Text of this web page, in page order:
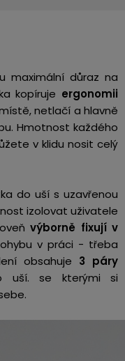
maximální důraz na
kopíruje ergonomii
netlačí a hlavně
Hmotnost každého
v klidu nosit celý
do uší s uzavřenou
izolovat uživatele
výborně fixují v
v práci - třeba
obsahuje 3 páry
se kterými si